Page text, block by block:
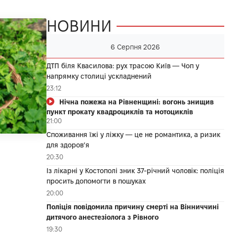
НОВИНИ
6 Серпня 2026
ДТП біля Квасилова: рух трасою Київ — Чоп у
напрямку столиці ускладнений
23:12
Нічна пожежа на Рівненщині: вогонь знищив
пункт прокату квадроциклів та мотоциклів
21:00
Споживання їжі у ліжку — це не романтика, а ризик
для здоров’я
20:30
Із лікарні у Костополі зник 37-річний чоловік: поліція
просить допомогти в пошуках
20:00
Поліція повідомила причину смерті на Вінниччині
дитячого анестезіолога з Рівного
19:30